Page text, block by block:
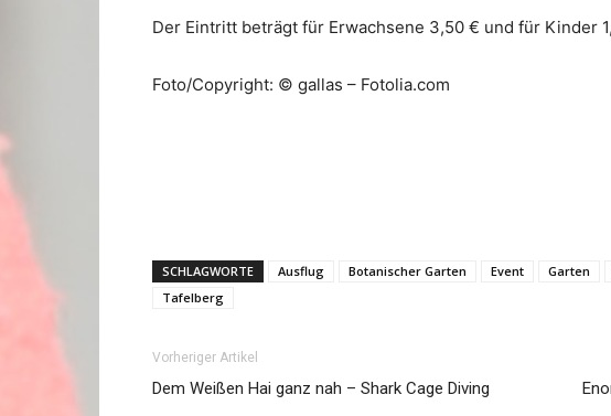
Der Eintritt beträgt für Erwachsene 3,50 € und für Kinder
Foto/Copyright: © gallas – Fotolia.com
SCHLAGWORTE Ausflug Botanischer Garten Event Garten
Tafelberg
Vorheriger Artikel
Dem Weißen Hai ganz nah – Shark Cage Diving